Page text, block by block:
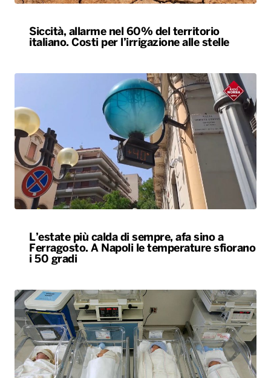
Siccità, allarme nel 60% del territorio
italiano. Costi per l’irrigazione alle stelle
L’estate più calda di sempre, afa sino a
Ferragosto. A Napoli le temperature sfiorano
i 50 gradi